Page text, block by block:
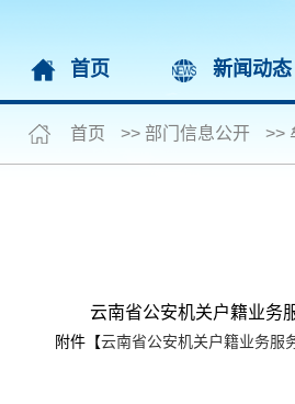
首页 新闻动态
首页 >> 部门信息公开 >>
云南省公安机关户籍业务
附件【云南省公安机关户籍业务服